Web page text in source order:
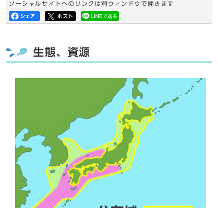
ソーシャルサイトへのリンクは別ウィンドウで開きます
生態、資源